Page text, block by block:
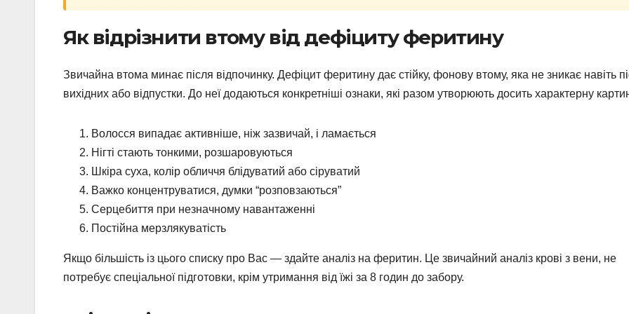
Як відрізнити втому від дефіциту феритину
Звичайна втома минає після відпочинку. Дефіцит феритину дає стійку, фонову втому, яка не зникає навіть
вихідних або відпустки. До неї додаються конкретніші ознаки, які разом утворюють досить характерну
Волосся випадає активніше, ніж зазвичай, і ламається
Нігті стають тонкими, розшаровуються
Шкіра суха, колір обличчя блідуватий або сіруватий
Важко концентруватися, думки “розповзаються”
Серцебиття при незначному навантаженні
Постійна мерзлякуватість
Якщо більшість із цього списку про Вас — здайте аналіз на феритин. Це звичайний аналіз крові з вени, не
потребує спеціальної підготовки, крім утримання від їжі за 8 годин до забору.